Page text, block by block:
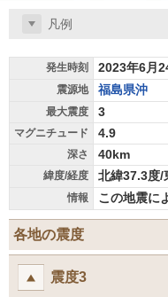
凡例
発生時刻 2023年6月
震源地 福島県沖
最大震度 3
マグニチュード 4.9
深さ 40km
緯度/経度 北緯37.3度/
情報 この地震に
各地の震度
震度3